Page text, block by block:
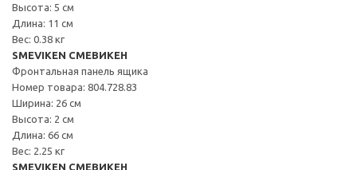
Высота: 5 см
Длина: 11 см
Вес: 0.38 кг
SMEVIKEN СМЕВИКЕН
Фронтальная панель ящика
Номер товара: 804.728.83
Ширина: 26 см
Высота: 2 см
Длина: 66 см
Вес: 2.25 кг
SMEVIKEN СМЕВИКЕН